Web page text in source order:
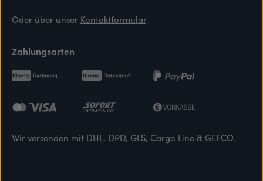
Oder über unser Kontaktformular.
Zahlungsarten
Wir versenden mit DHL, DPD, GLS, Cargo Line & GEFCO.